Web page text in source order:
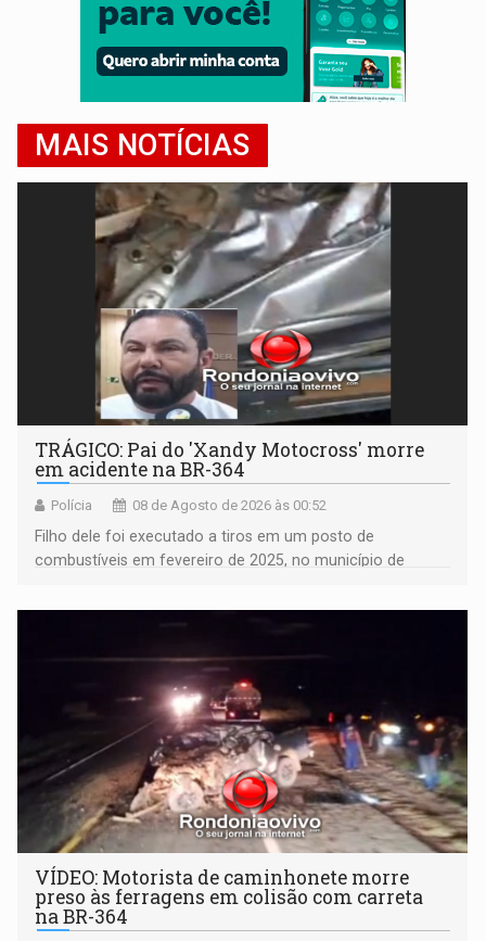
MAIS NOTÍCIAS
TRÁGICO: Pai do 'Xandy Motocross' morre
em acidente na BR-364
Polícia 08 de Agosto de 2026 às 00:52
Filho dele foi executado a tiros em um posto de
combustíveis em fevereiro de 2025, no município de
VÍDEO: Motorista de caminhonete morre
preso às ferragens em colisão com carreta
na BR-364